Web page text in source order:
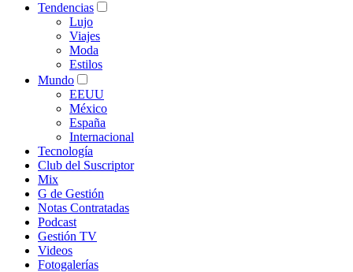
Tendencias
Lujo
Viajes
Moda
Estilos
Mundo
EEUU
México
España
Internacional
Tecnología
Club del Suscriptor
Mix
G de Gestión
Notas Contratadas
Podcast
Gestión TV
Videos
Fotogalerías